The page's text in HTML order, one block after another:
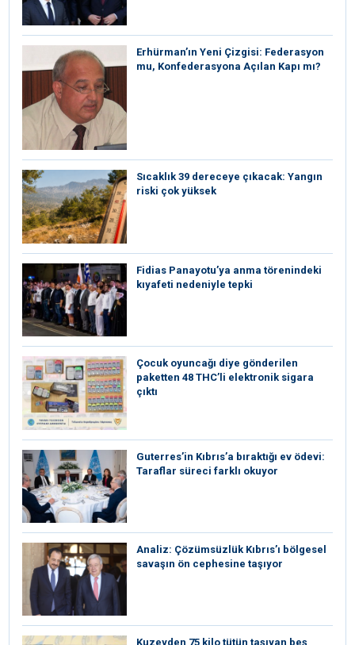
Erhürman’ın Yeni Çizgisi: Federasyon
mu, Konfederasyona Açılan Kapı mı?
Sıcaklık 39 dereceye çıkacak: Yangın
riski çok yüksek
Fidias Panayotu’ya anma törenindeki
kıyafeti nedeniyle tepki
Çocuk oyuncağı diye gönderilen
paketten 48 THC’li elektronik sigara
çıktı
Guterres’in Kıbrıs’a bıraktığı ev ödevi:
Taraflar süreci farklı okuyor
Analiz: Çözümsüzlük Kıbrıs’ı bölgesel
savaşın ön cephesine taşıyor
Kuzeyden 75 kilo tütün taşıyan beş